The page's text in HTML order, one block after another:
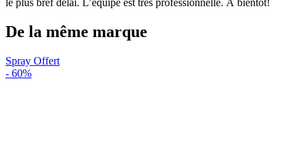
le plus bref délai. L’équipe est très professionnelle. À bientôt!
De la même marque
Spray Offert
- 60%